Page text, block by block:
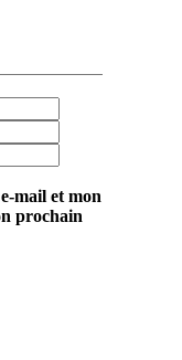
mail
web
mail et mon
prochain